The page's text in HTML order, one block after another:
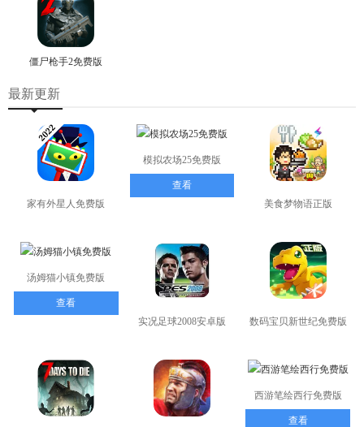
僵尸枪手2免费版
最新更新
家有外星人免费版
模拟农场25免费版
查看
美食梦物语正版
汤姆猫小镇免费版
查看
实况足球2008安卓版
数码宝贝新世纪免费版
西游笔绘西行免费版
查看